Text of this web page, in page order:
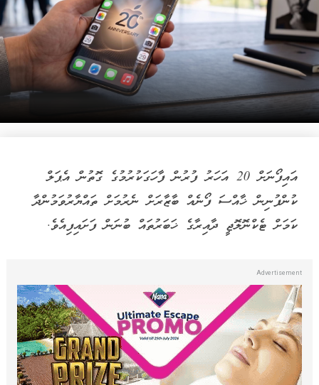
އައިފޯނަށް 20 އަހަރު ފުރުން ފާހަގަކުރުމުގެ ގޮތުން އެޕަލް
ކުންފުނިން ޚާއްސަ ފޯނެއް ބާޒާރަށް ނެރުމަށް ތައްޔާރުވަމުންދާ
ކަމަށް ޓެކްނޮލޮޖީ ދާއިރާގެ ޚަބަރުތައް ބުނަން ފަށައިފިއެވެ.